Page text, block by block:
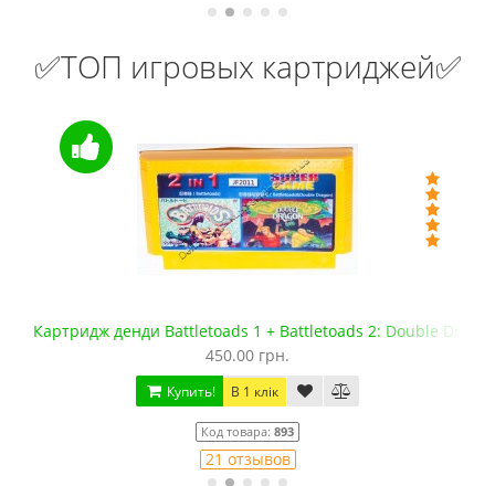
✅ТОП игровых картриджей✅
Картридж денди Battletoads 1 + Battletoads 2: Double
450.00 грн.
Купить! В 1 клік
Код товара: 893
21 отзывов